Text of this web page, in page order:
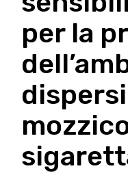
per la